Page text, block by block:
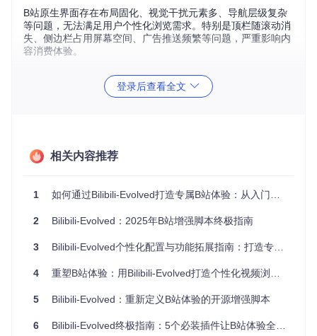
B站原生界面存在布局固化、视觉干扰元素多、导航层级复杂
等问题，无法满足用户个性化浏览需求。特别是顶栏随滚动消
失、侧边栏占用屏幕空间、广告推送频繁等问题，严重影响内
容消费体验。
Bilibili-Evolved采用DOM节点重写与CSS注入技术，实现界面
Vue组件化开发构建交互式设置面板，支持实时预览调整效
果。
见；透明填充效果实现界面视觉融合；模块化组件开关允许按
素，同时保持核心功能的便捷访问。配置过程通过直观的开关
控制和即时预览，无需编写任何代码即可完成专业级界面定
制。
构建智能内容过滤系统
登录后查看全文
相关内容推荐
1 如何通过Bilibili-Evolved打造专属B站体验：从入门到精通
2 Bilibili-Evolved：2025年B站增强脚本终极指南
3 Bilibili-Evolved个性化配置与功能拓展指南：打造专属B站体验
4 重塑B站体验：用Bilibili-Evolved打造个性化视频浏览环境
5 Bilibili-Evolved：重新定义B站体验的开源增强脚本
6 Bilibili-Evolved终极指南：5个必装插件让B站体验全面升级